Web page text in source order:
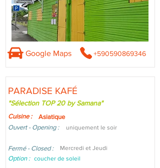
Google Maps +590590869346
PARADISE KAFÉ
"Sélection TOP 20 by Samana"
Cuisine :
Asiatique
Ouvert - Opening :
uniquement le soir
Fermé - Closed : Mercredi et Jeudi
Option : coucher de soleil